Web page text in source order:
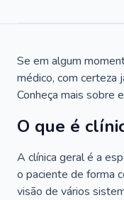
Se em algum
médico, com certeza
Conheça mais sobre
O que é
A clínica geral é a
o paciente de forma
visão de vários